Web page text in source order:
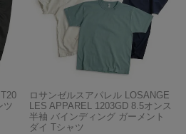
ツ
ロサンゼルスアパレル LOSANGE
LES APPAREL 1203GD 8.5オンス
半袖 バインディング ガーメント
ダイ Tシャツ